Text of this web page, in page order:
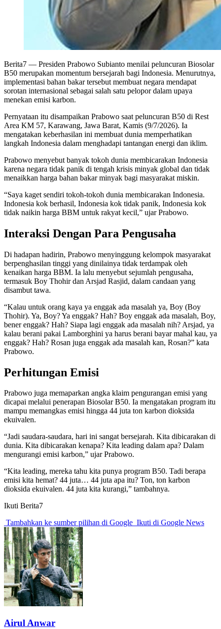
Berita7 — Presiden Prabowo Subianto menilai peluncuran Biosolar
B50 merupakan momentum bersejarah bagi Indonesia. Menurutnya,
implementasi bahan bakar tersebut membuat negara mendapat
sorotan internasional sebagai salah satu pelopor dalam upaya
menekan emisi karbon.
Pernyataan itu disampaikan Prabowo saat peluncuran B50 di Rest
Area KM 57, Karawang, Jawa Barat, Kamis (9/7/2026). Ia
mengatakan keberhasilan ini membuat dunia memperhatikan
langkah Indonesia dalam menghadapi tantangan energi dan iklim.
Prabowo menyebut banyak tokoh dunia membicarakan Indonesia
karena negara tidak panik di tengah krisis minyak global dan tidak
menaikkan harga bahan bakar minyak bagi masyarakat miskin.
“Saya kaget sendiri tokoh-tokoh dunia membicarakan Indonesia.
Indonesia kok berhasil, Indonesia kok tidak panik, Indonesia kok
tidak naikin harga BBM untuk rakyat kecil,” ujar Prabowo.
Interaksi Dengan Para Pengusaha
Di hadapan hadirin, Prabowo menyinggung kelompok masyarakat
berpenghasilan tinggi yang dinilainya tidak terdampak oleh
kenaikan harga BBM. Ia lalu menyebut sejumlah pengusaha,
termasuk Boy Thohir dan Arsjad Rasjid, dalam candaan yang
disambut tawa.
“Kalau untuk orang kaya ya enggak ada masalah ya, Boy (Boy
Thohir). Ya, Boy? Ya enggak? Hah? Boy enggak ada masalah, Boy,
bener enggak? Hah? Siapa lagi enggak ada masalah nih? Arsjad, ya
kalau berani pakai Lamborghini ya harus berani bayar mahal kau, ya
enggak? Hah? Rosan juga enggak ada masalah kan, Rosan?” kata
Prabowo.
Perhitungan Emisi
Prabowo juga memaparkan angka klaim pengurangan emisi yang
dicapai melalui penerapan Biosolar B50. Ia mengatakan program itu
mampu memangkas emisi hingga 44 juta ton karbon dioksida
ekuivalen.
“Jadi saudara-saudara, hari ini sangat bersejarah. Kita dibicarakan di
dunia. Kita dibicarakan kenapa? Kita leading dalam apa? Dalam
mengurangi emisi karbon,” ujar Prabowo.
“Kita leading, mereka tahu kita punya program B50. Tadi berapa
emisi kita hemat? 44 juta… 44 juta apa itu? Ton, ton karbon
dioksida ekuivalen. 44 juta kita kurangi,” tambahnya.
Ikuti Berita7
Tambahkan ke sumber pilihan di Google Ikuti di Google News
Airul Anwar